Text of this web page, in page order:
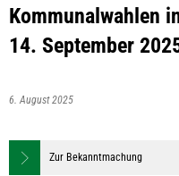
Kommunalwahlen
14. September
6. August 2025
Zur Bekanntmachung